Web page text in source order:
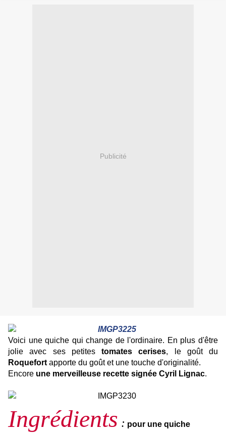
Publicité
Voici une quiche qui change de l'ordinaire. En plus d'être
jolie avec ses petites tomates cerises, le goût du
Roquefort apporte du goût et une touche d'originalité.
Encore une merveilleuse recette signée Cyril Lignac.
Ingrédients : pour une quiche